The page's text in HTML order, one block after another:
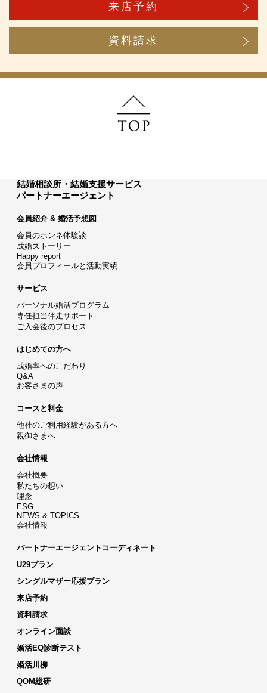
来店予約
資料請求
結婚相談所・結婚支援サービス
パートナーエージェント
会員紹介 & 婚活予想図
会員のホンネ体験談
成婚ストーリー
Happy report
会員プロフィールと活動実績
サービス
パーソナル婚活プログラム
専任担当伴走サポート
ご入会後のプロセス
はじめての方へ
成婚率へのこだわり
Q&A
お客さまの声
コースと料金
他社のご利用経験がある方へ
親御さまへ
会社情報
会社概要
私たちの想い
理念
ESG
NEWS & TOPICS
会社情報
パートナーエージェントコーディネート
U29プラン
シングルマザー応援プラン
来店予約
資料請求
オンライン面談
婚活EQ診断テスト
婚活川柳
QOM総研